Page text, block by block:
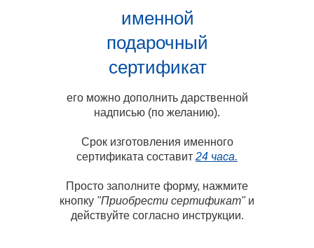
именной
подарочный
сертификат
его можно дополнить дарственной
надписью (по желанию).
Срок изготовления именного
сертификата составит 24 часа.
Просто заполните форму, нажмите
кнопку "Приобрести сертификат"и
действуйте согласно инструкции.